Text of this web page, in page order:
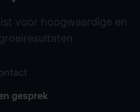
voor hoogwaardige en
gesprek